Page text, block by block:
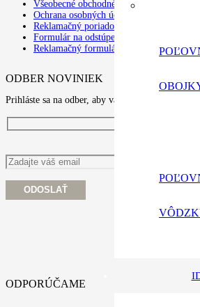
Všeobecné obchodné podmienky
Ochrana osobných údajov a poučenie o
Reklamačný poriadok
Formulár na odstúpenie od zmluvy
Reklamačný formulár
ODBER NOVINIEK
Prihláste sa na odber, aby vám nić neuniklo
ODPORÚČAME